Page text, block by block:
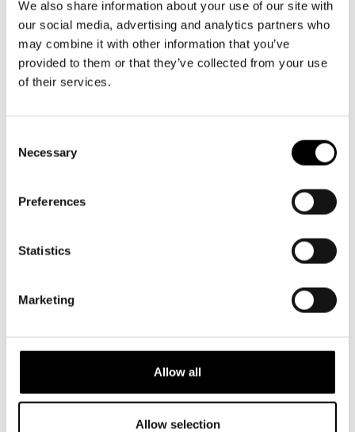
We also share information about your use of our site with
our social media, advertising and analytics partners who
may combine it with other information that you’ve
provided to them or that they’ve collected from your use
of their services.
Selection
Necessary
Preferences
Statistics
Marketing
Allow all
Allow selection
myyntiin 19.5.
Syksyn suurmusikaali Änglagård on herättänyt valtavasti
kiinnostusta. Tähän mennessä 20 000 lippua on jo varattu ja
myyty. Harjoitukset ovat täydessä vauhdissa ja työryhmän
19.5. klo 12.